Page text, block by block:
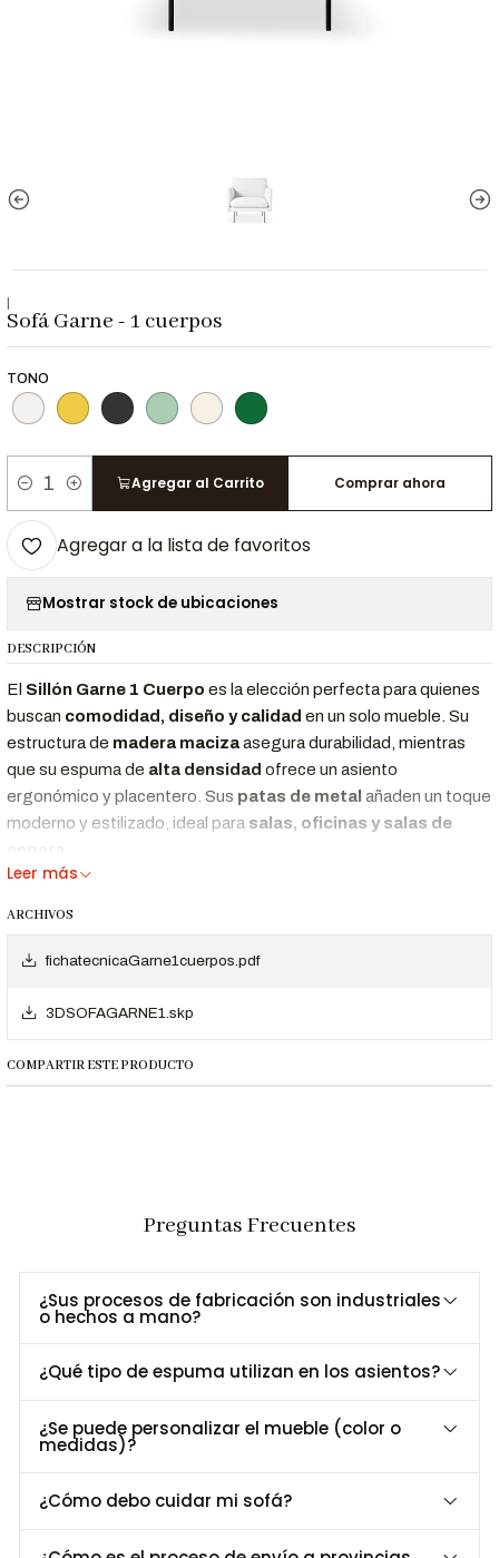
|
Sofá Garne - 1 cuerpos
TONO
Cantidad
Agregar al Carrito Comprar ahora
Agregar a la lista de favoritos
Mostrar stock de ubicaciones
DESCRIPCIÓN
El Sillón Garne 1 Cuerpo es la elección perfecta para quienes
buscan comodidad, diseño y calidad en un solo mueble. Su
estructura de madera macizaasegura durabilidad, mientras
que su espuma de alta densidad ofrece un asiento
ergonómico y placentero. Sus patas de metal añaden un toque
moderno y estilizado, ideal para salas, oficinas y salas de
Características Destacadas
Diseño moderno y
Perfecto para
Estructura de madera
maciza
Espuma de alta
Dimensiones y Especificaciones
Largo
65 cm
Ancho
80 cm
Alto
77 cm
Estructura
Madera maciza
Patas
Metal con acabado moderno
Opciones de Personalización
Leer más
ARCHIVOS
fichatecnicaGarne1cuerpos.pdf
3DSOFAGARNE1.skp
COMPARTIR ESTE PRODUCTO
Preguntas Frecuentes
¿Sus procesos de fabricación son industriales
o hechos a mano?
¿Qué tipo de espuma utilizan en los asientos?
¿Se puede personalizar el mueble (color o
medidas)?
¿Cómo debo cuidar mi sofá?